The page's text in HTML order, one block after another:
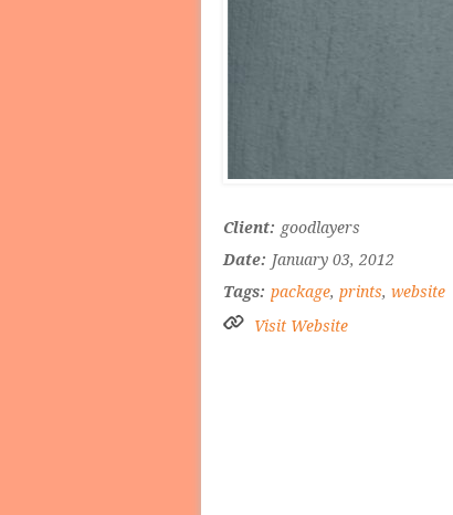
Client: goodlayers
Date: January 03, 2012
Tags: package, prints, website
Visit Website